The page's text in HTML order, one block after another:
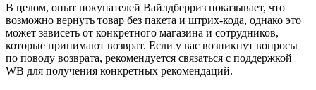
В целом, опыт покупателей Вайлдберриз показывает, что
возможно вернуть товар без пакета и штрих-кода, однако это
может зависеть от конкретного магазина и сотрудников,
которые принимают возврат. Если у вас возникнут вопросы
по поводу возврата, рекомендуется связаться с поддержкой
WB для получения конкретных рекомендаций.